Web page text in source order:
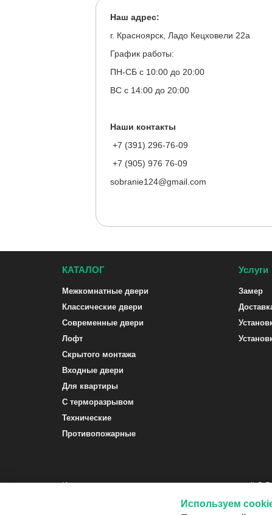
Наш адрес:
г. Красноярск, Ладо Кецховели 22а
График работы:
ПН-СБ с 10:00 до 20:00
ВС с 14:00 до 20:00
Наши контакты
+7 (391) 296-76-09
+7 (905) 976 76-09
sobranie124@gmail.com
КАТАЛОГ
Межкомнатные двери
Классические двери
Современные двери
Лофт
Скрытого монтажа
Входные двери
Для квартиры
С терморазрывом
Технические
Противопожарные
Услуги
Замер
Интернет-магазин межкомнатных и входных дверей G-
Используем